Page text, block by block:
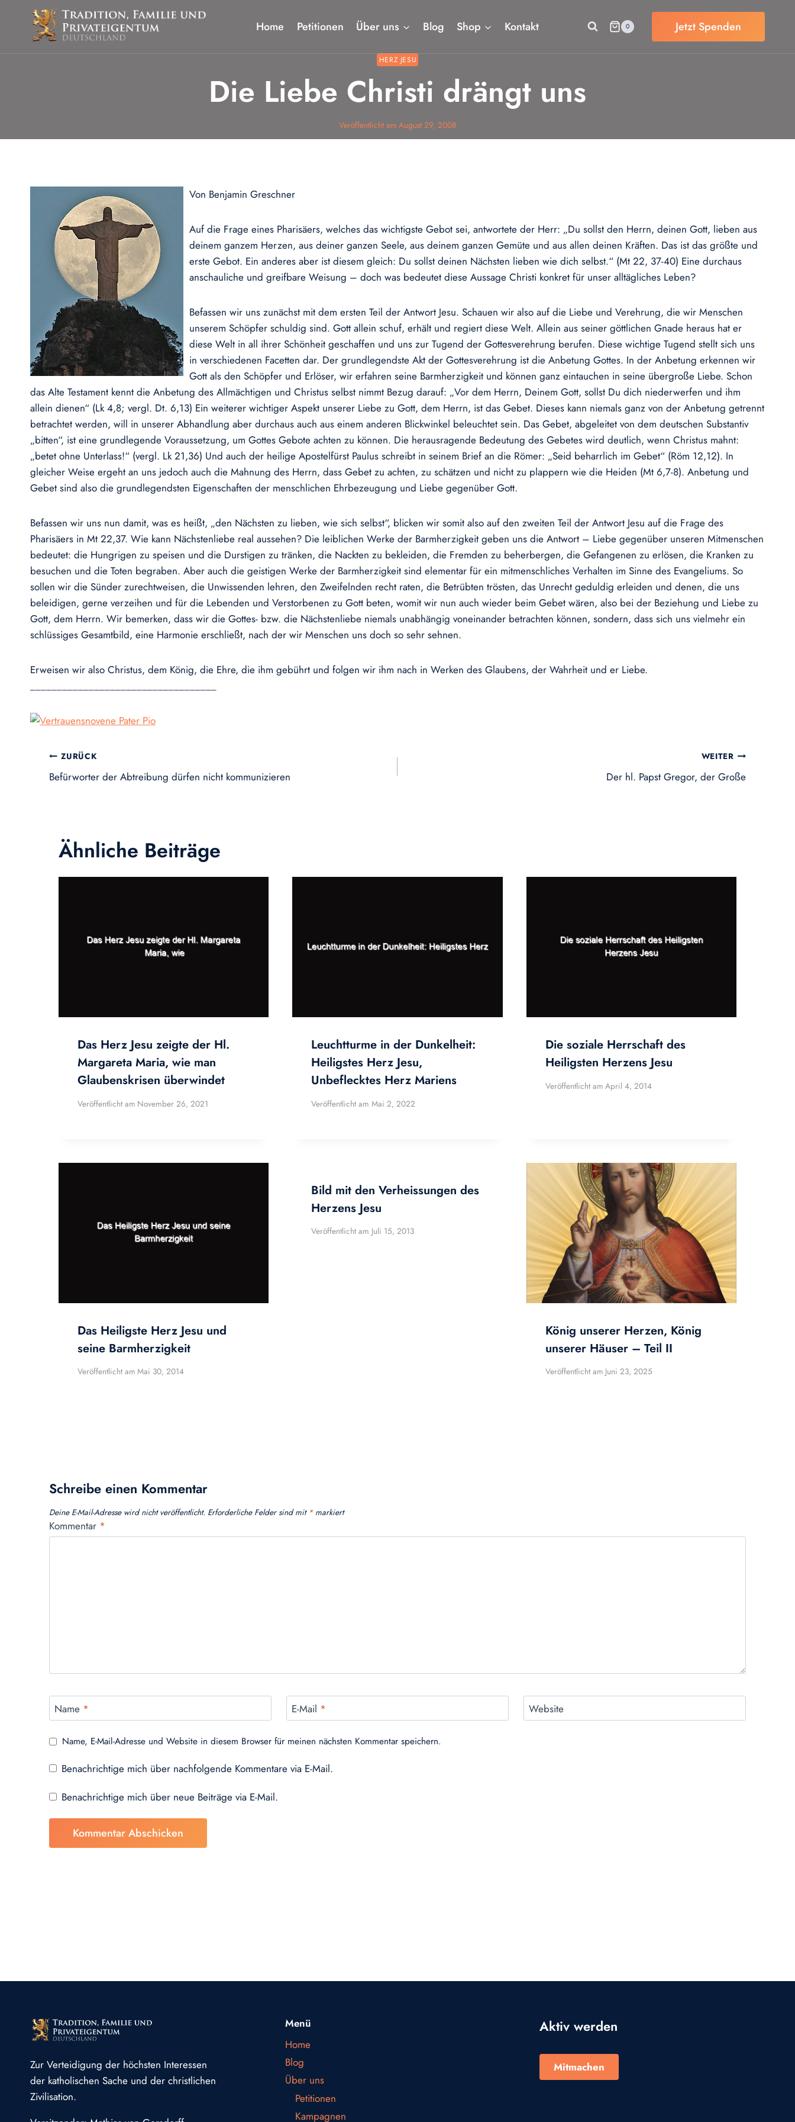
springen
Home Petitionen Über uns Blog Shop Kontakt 0 Jetzt Spenden
HERZ JESU
Die Liebe Christi drängt uns
Veröffentlicht am August 29, 2008
Von Benjamin Greschner
Auf die Frage eines Pharisäers, welches das wichtigste Gebot sei, antwortete der Herr: „Du sollst den Herrn, deinen Gott, lieben aus
deinem ganzem Herzen, aus deiner ganzen Seele, aus deinem ganzen Gemüte und aus allen deinen Kräften. Das ist das größte und
erste Gebot. Ein anderes aber ist diesem gleich: Du sollst deinen Nächsten lieben wie dich selbst.“ (Mt 22, 37-40) Eine durchaus
anschauliche und greifbare Weisung – doch was bedeutet diese Aussage Christi konkret für unser alltägliches Leben?
Befassen wir uns zunächst mit dem ersten Teil der Antwort Jesu. Schauen wir also auf die Liebe und Verehrung, die wir Menschen
unserem Schöpfer schuldig sind. Gott allein schuf, erhält und regiert diese Welt. Allein aus seiner göttlichen Gnade heraus hat er
diese Welt in all ihrer Schönheit geschaffen und uns zur Tugend der Gottesverehrung berufen. Diese wichtige Tugend stellt sich uns
in verschiedenen Facetten dar. Der grundlegendste Akt der Gottesverehrung ist die Anbetung Gottes. In der Anbetung erkennen wir
Gott als den Schöpfer und Erlöser, wir erfahren seine Barmherzigkeit und können ganz eintauchen in seine übergroße Liebe. Schon
das Alte Testament kennt die Anbetung des Allmächtigen und Christus selbst nimmt Bezug darauf: „Vor dem Herrn, Deinem Gott, sollst Du dich niederwerfen und ihm
allein dienen“ (Lk 4,8; vergl. Dt. 6,13) Ein weiterer wichtiger Aspekt unserer Liebe zu Gott, dem Herrn, ist das Gebet. Dieses kann niemals ganz von der Anbetung getrennt
betrachtet werden, will in unserer Abhandlung aber durchaus auch aus einem anderen Blickwinkel beleuchtet sein. Das Gebet, abgeleitet von dem deutschen Substantiv
„bitten“, ist eine grundlegende Voraussetzung, um Gottes Gebote achten zu können. Die herausragende Bedeutung des Gebetes wird deutlich, wenn Christus mahnt:
„betet ohne Unterlass!“ (vergl. Lk 21,36) Und auch der heilige Apostelfürst Paulus schreibt in seinem Brief an die Römer: „Seid beharrlich im Gebet“ (Röm 12,12). In
gleicher Weise ergeht an uns jedoch auch die Mahnung des Herrn, dass Gebet zu achten, zu schätzen und nicht zu plappern wie die Heiden (Mt 6,7-8). Anbetung und
Gebet sind also die grundlegendsten Eigenschaften der menschlichen Ehrbezeugung und Liebe gegenüber Gott.
Befassen wir uns nun damit, was es heißt, „den Nächsten zu lieben, wie sich selbst“, blicken wir somit also auf den zweiten Teil der Antwort Jesu auf die Frage des
Pharisäers in Mt 22,37. Wie kann Nächstenliebe real aussehen? Die leiblichen Werke der Barmherzigkeit geben uns die Antwort – Liebe gegenüber unseren Mitmenschen
bedeutet: die Hungrigen zu speisen und die Durstigen zu tränken, die Nackten zu bekleiden, die Fremden zu beherbergen, die Gefangenen zu erlösen, die Kranken zu
besuchen und die Toten begraben. Aber auch die geistigen Werke der Barmherzigkeit sind elementar für ein mitmenschliches Verhalten im Sinne des Evangeliums. So
sollen wir die Sünder zurechtweisen, die Unwissenden lehren, den Zweifelnden recht raten, die Betrübten trösten, das Unrecht geduldig erleiden und denen, die uns
beleidigen, gerne verzeihen und für die Lebenden und Verstorbenen zu Gott beten, womit wir nun auch wieder beim Gebet wären, also bei der Beziehung und Liebe zu
Gott, dem Herrn. Wir bemerken, dass wir die Gottes- bzw. die Nächstenliebe niemals unabhängig voneinander betrachten können, sondern, dass sich uns vielmehr ein
schlüssiges Gesamtbild, eine Harmonie erschließt, nach der wir Menschen uns doch so sehr sehnen.
Erweisen wir also Christus, dem König, die Ehre, die ihm gebührt und folgen wir ihm nach in Werken des Glaubens, der Wahrheit und er Liebe.
Beitragsnavigation
ZURÜCK
Befürworter der Abtreibung dürfen nicht kommunizieren
WEITER
Der hl. Papst Gregor, der Große
Ähnliche Beiträge
Das Herz Jesu zeigte der Hl.
Margareta Maria, wie man
Glaubenskrisen überwindet
Veröffentlicht am November 26, 2021
Leuchtturme in der Dunkelheit:
Heiligstes Herz Jesu,
Unbeflecktes Herz Mariens
Veröffentlicht am Mai 2, 2022
Die soziale Herrschaft des
Heiligsten Herzens Jesu
Veröffentlicht am April 4, 2014
Das Heiligste Herz Jesu und
seine Barmherzigkeit
Veröffentlicht am Mai 30, 2014
Bild mit den Verheissungen des
Herzens Jesu
Veröffentlicht am Juli 15, 2013
König unserer Herzen, König
unserer Häuser – Teil II
Veröffentlicht am Juni 23, 2025
Schreibe einen Kommentar
Deine E-Mail-Adresse wird nicht veröffentlicht. Erforderliche Felder sind mit *markiert
Kommentar *
Name * E-Mail * Website
Name, E-Mail-Adresse und Website in diesem Browser für meinen nächsten Kommentar speichern.
Benachrichtige mich über nachfolgende Kommentare via E-Mail.
Benachrichtige mich über neue Beiträge via E-Mail.
Zur Verteidigung der höchsten Interessen
der katholischen Sache und der christlichen
Zivilisation.
Menü
Home
Blog
Über uns
Petitionen
Kampagnen
Aktiv werden
Mitmachen